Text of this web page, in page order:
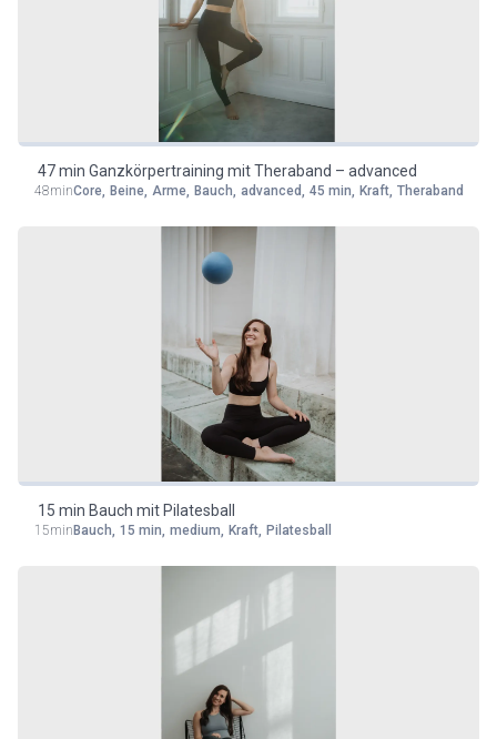
47 min Ganzkörpertraining mit Theraband – advanced
48minCore, Beine, Arme, Bauch, advanced, 45 min, Kraft, Theraband
15 min Bauch mit Pilatesball
15min Bauch, 15 min, medium, Kraft, Pilatesball